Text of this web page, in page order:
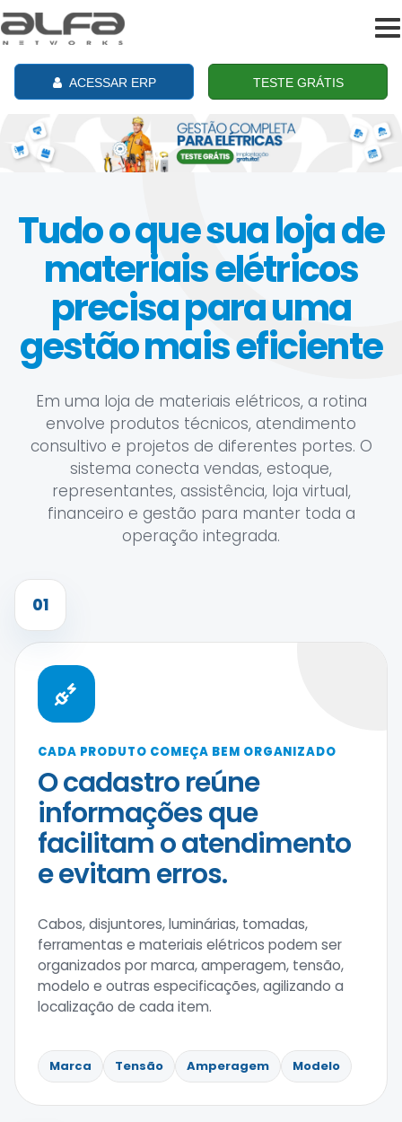
ACESSAR ERP TESTE GRÁTIS
Tudo o que sua loja de
materiais elétricos
precisa para uma
gestão mais eficiente
Em uma loja de materiais elétricos, a rotina
envolve produtos técnicos, atendimento
consultivo e projetos de diferentes portes. O
sistema conecta vendas, estoque,
representantes, assistência, loja virtual,
financeiro e gestão para manter toda a
operação integrada.
01
CADA PRODUTO COMEÇA BEM ORGANIZADO
O cadastro reúne
informações que
facilitam o atendimento
e evitam erros.
Cabos, disjuntores, luminárias, tomadas,
ferramentas e materiais elétricos podem ser
organizados por marca, amperagem, tensão,
modelo e outras especificações, agilizando a
localização de cada item.
Marca Tensão Amperagem Modelo